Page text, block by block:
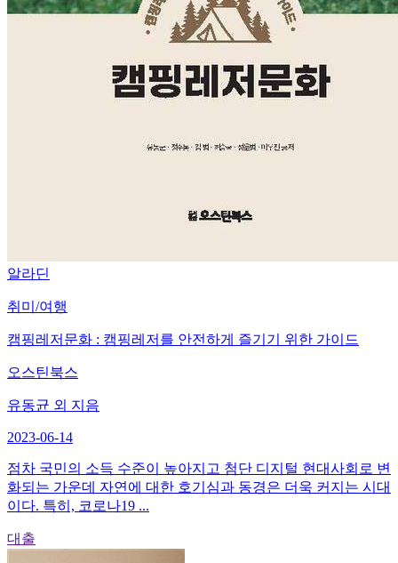
알라딘
취미/여행
캠핑레저문화 : 캠핑레저를 안전하게 즐기기 위한 가이드
오스틴북스
유동균 외 지음
2023-06-14
점차 국민의 소득 수준이 높아지고 첨단 디지털 현대사회로 변
화되는 가운데 자연에 대한 호기심과 동경은 더욱 커지는 시대
이다. 특히, 코로나19 ...
대출